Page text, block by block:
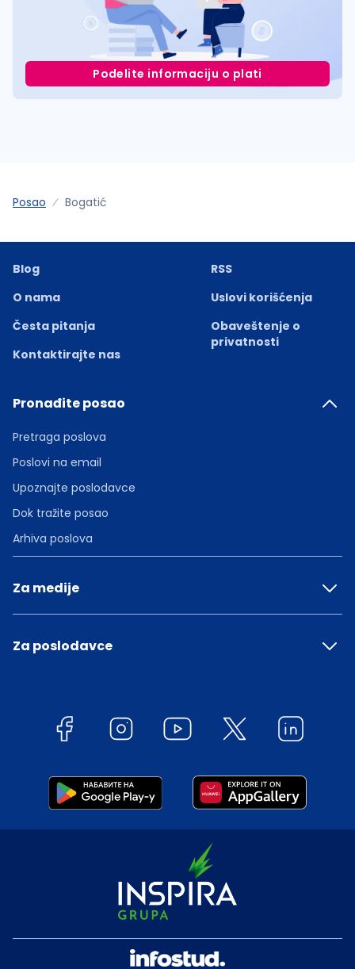
Podelite informaciju o plati
Posao Bogatić
Blog
O nama
Česta pitanja
Kontaktirajte nas
RSS
Uslovi korišćenja
Obaveštenje o
privatnosti
Pronađite posao
Pretraga poslova
Poslovi na email
Upoznajte poslodavce
Dok tražite posao
Arhiva poslova
Za medije
Za poslodavce